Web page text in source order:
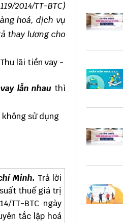
2014/TT-BTC)
hoá, dịch vụ
thay lương cho
Thu lãi tiền vay -
lẫn nhau thì
sử dụng
Minh. Trả lời
suất thuế giá trị
TT-BTC ngày
tắc lập hoá